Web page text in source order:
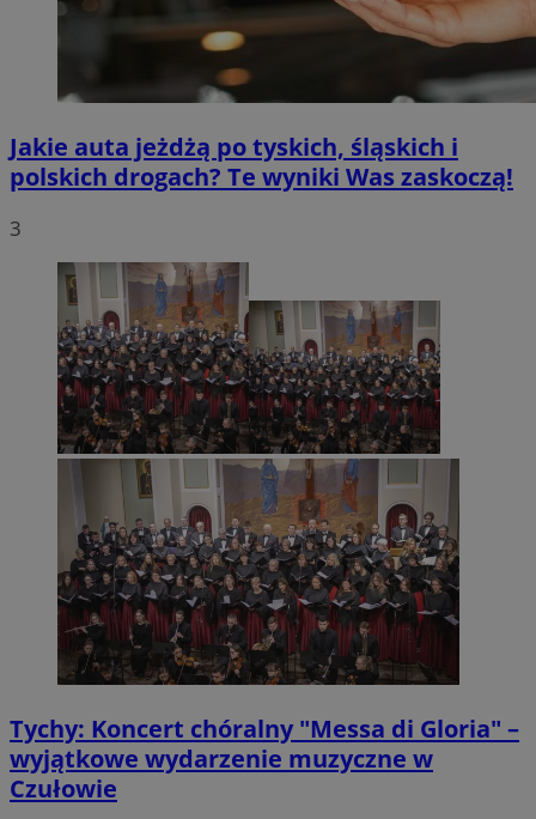
Jakie auta jeżdżą po tyskich, śląskich i
polskich drogach? Te wyniki Was zaskoczą!
3
Tychy: Koncert chóralny "Messa di Gloria" –
wyjątkowe wydarzenie muzyczne w
Czułowie